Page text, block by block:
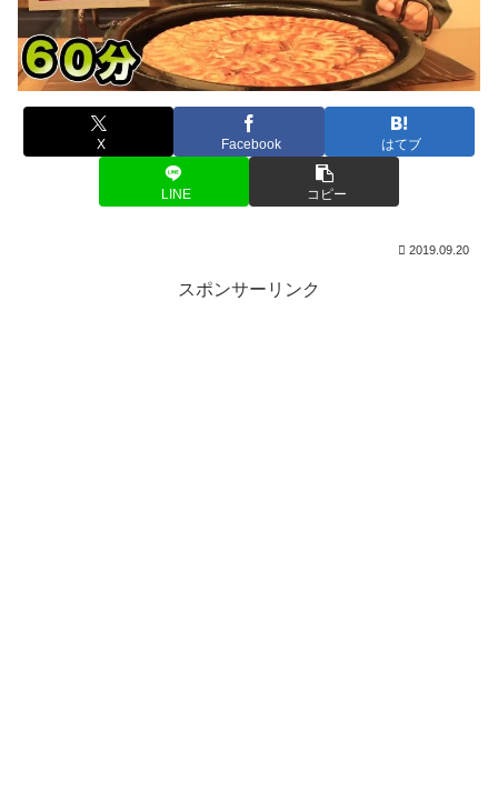
X Facebook はてブ
LINE コピー
2019.09.20
スポンサーリンク